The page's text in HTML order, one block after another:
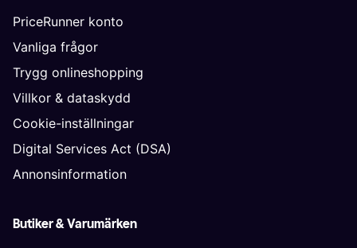
PriceRunner konto
Vanliga frågor
Trygg onlineshopping
Villkor & dataskydd
Cookie-inställningar
Digital Services Act (DSA)
Annonsinformation
Butiker & Varumärken